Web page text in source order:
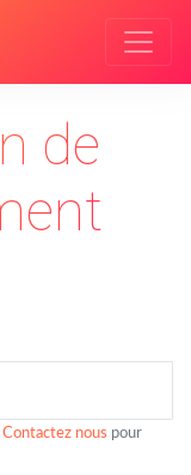
de
Contactez nous pour